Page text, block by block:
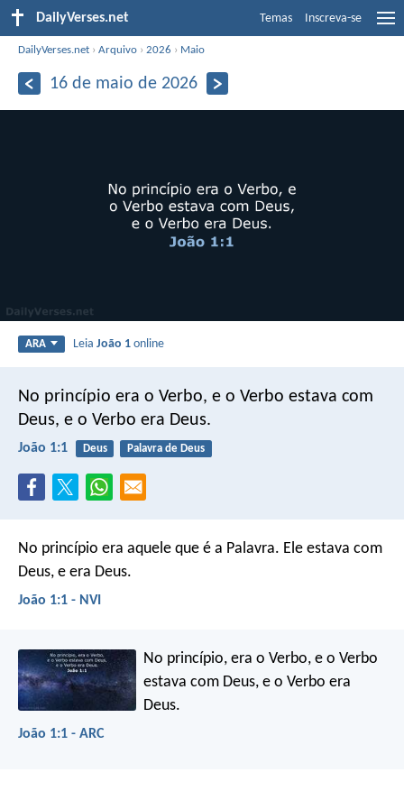
DailyVerses.net Temas Inscreva-se
DailyVerses.net ›Arquivo ›2026 › Maio
16 de maio de 2026
ARA LeiaJoão 1 online
No princípio era o Verbo, e o Verbo estava com
Deus, e o Verbo era Deus.
João 1:1 Deus Palavra de Deus
No princípio era aquele que é a Palavra. Ele estava com
Deus, e era Deus.
João 1:1 - NVI
No princípio, era o Verbo, e o Verbo
estava com Deus, e o Verbo era
Deus.
João 1:1 - ARC